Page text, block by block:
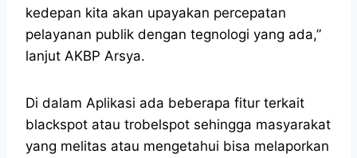
kedepan kita akan upayakan percepatan
pelayanan publik dengan tegnologi yang ada,”
lanjut AKBP Arsya.
Di dalam Aplikasi ada beberapa fitur terkait
blackspot atau trobelspot sehingga masyarakat
yang melitas atau mengetahui bisa melaporkan